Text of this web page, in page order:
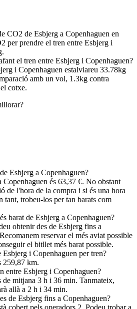
CO2 de Esbjerg a Copenhaguen en
per prendre el tren entre Esbjerg i
el tren entre Esbjerg i Copenhaguen?
i Copenhaguen estalviareu 33.78kg
amb un vol, 1.3kg contra
cotxe.
Esbjerg a Copenhaguen?
és 63,37 €. No obstant
de l'hora de la compra i si és una hora
tant, trobeu-los per tan barats com
barat de Esbjerg a Copenhaguen?
obtenir des de Esbjerg fins a
reservar el més aviat possible
el bitllet més barat possible.
i Copenhaguen per tren?
259,87 km.
entre Esbjerg i Copenhaguen?
de mitjana 3 h i 36 min. Tanmateix,
allà a 2 h i 34 min.
de Esbjerg fins a Copenhaguen?